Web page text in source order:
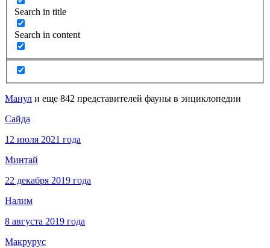
Search in title
Search in content
Манул и еще 842 представителей фауны в энциклопедии
Сайда
12 июля 2021 года
Минтай
22 декабря 2019 года
Налим
8 августа 2019 года
Макрурус